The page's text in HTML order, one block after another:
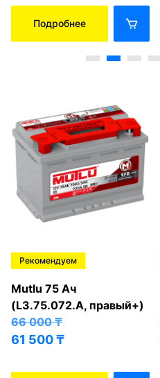
Подробнее
Рекомендуем
Mutlu 75 Ач
(L3.75.072.A, правый+)
66 000₸
61 500₸